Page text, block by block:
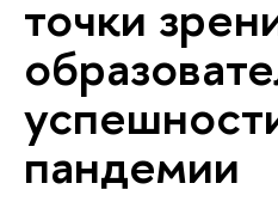
точки
пандемии